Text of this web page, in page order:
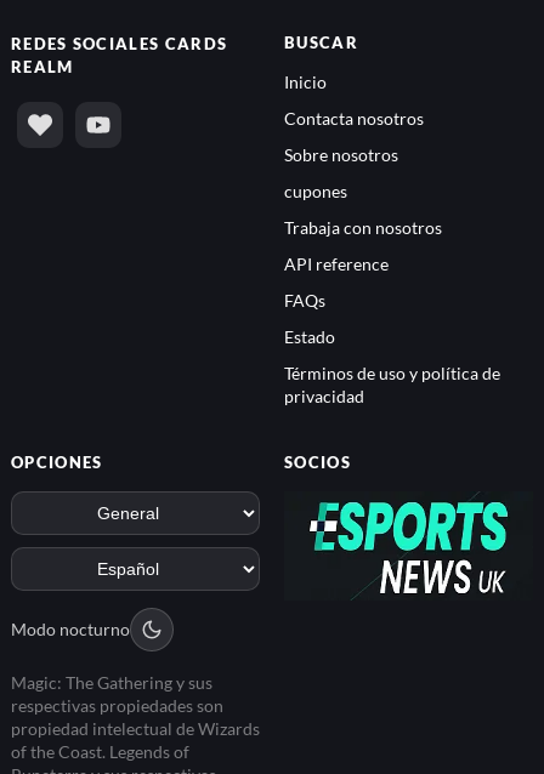
REDES SOCIALES CARDS
REALM
BUSCAR
Inicio
Contacta nosotros
Sobre nosotros
cupones
Trabaja con nosotros
API reference
FAQs
Estado
Términos de uso y política de
privacidad
OPCIONES
Modo nocturno
Magic: The Gathering y sus
respectivas propiedades son
propiedad intelectual de Wizards
of the Coast. Legends of
SOCIOS